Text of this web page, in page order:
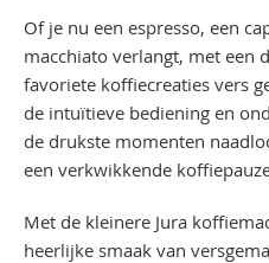
Of je nu een espresso, een
macchiato verlangt, met een
favoriete koffiecreaties vers
de intuïtieve bediening en
de drukste momenten
een verkwikkende
Met de kleinere Jura
heerlijke smaak van